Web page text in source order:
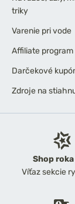
Shop
Víťaz sekcie
triky
Varenie pri vode
Affiliate program
Darčekové
Zdroje na